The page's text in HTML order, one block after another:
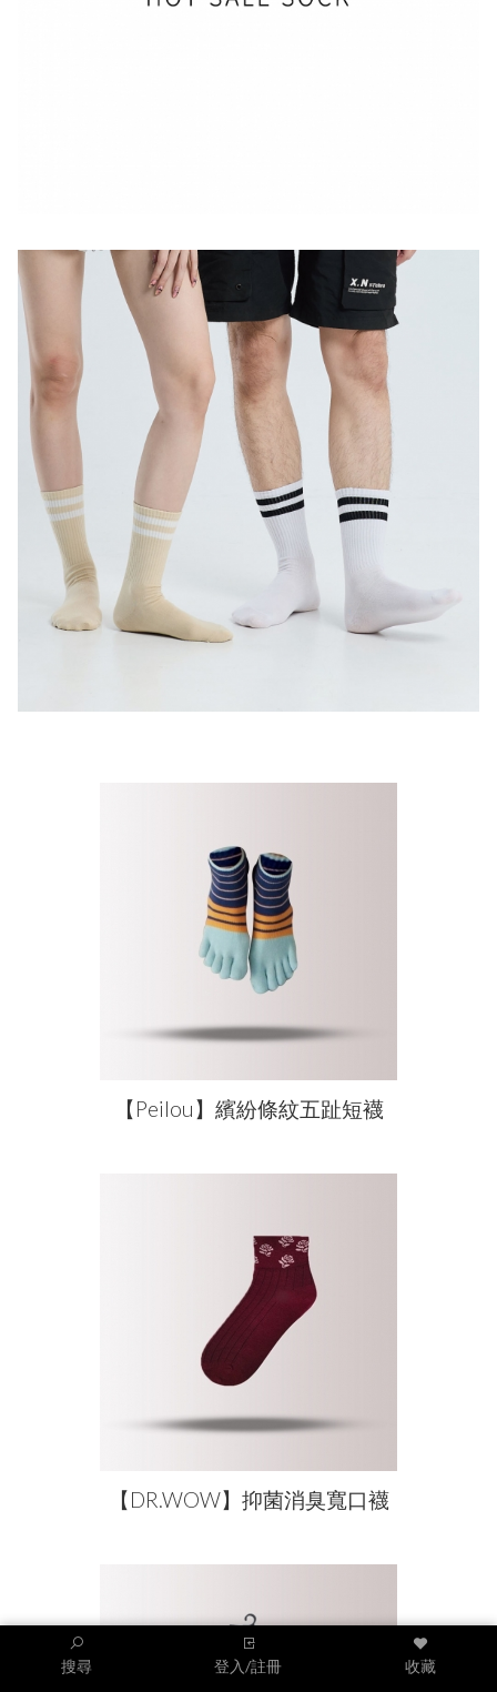
搜尋 登入/註冊 收藏
【Peilou】繽紛條紋五趾短襪
【DR.WOW】抑菌消臭寬口襪